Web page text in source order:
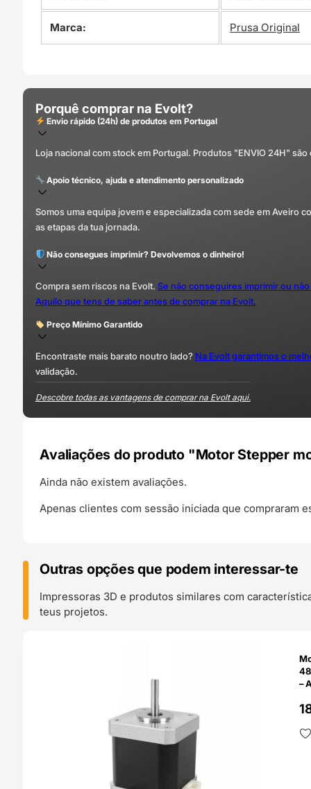
Marca: Prusa Original
Porquê comprar na Evolt?
Envio rápido (24h) de produtos em Portugal
Loja nacional com stock em Portugal. Produtos "ENVIO 24H"
Apoio técnico, ajuda e atendimento personalizado
Somos uma equipa jovem e especializada com sede em Aveiro
as etapas da tua jornada.
Não consegues imprimir? Devolvemos o dinheiro!
Compra sem riscos na Evolt. Se não conseguires imprimir ou
Aquilo que tens de saber antes de comprar na Evolt.
Preço Mínimo Garantido
Encontraste mais barato noutro lado? Na Evolt garantimos o
validação.
Descobre todas as vantagens de comprar na Evolt aqui.
Avaliações do produto "Motor Stepper
Ainda não existem avaliações.
Apenas clientes com sessão iniciada que compraram
Outras opções que podem interessar-te
Impressoras 3D e produtos similares com
teus projetos.
–